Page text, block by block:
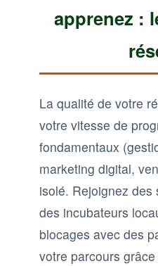
apprenez :
La qualité de votre
votre vitesse de
fondamentaux
marketing digital,
isolé. Rejoignez des
des incubateurs
blocages avec des
votre parcours